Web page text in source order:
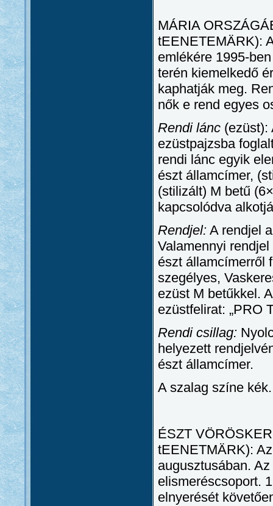
MÁRIA
tEENETEMÄRK):
emlékére 1995-
terén kiemelkedő
kaphatják meg.
nők e rend egyes
Rendi lánc (ezüst):
ezüstpajzsba
rendi lánc egyik
észt államcímer,
(stilizált) M betű
kapcsolódva
Rendjel: A rendjel
Valamennyi
észt államcímerről
szegélyes,
ezüst M betűkkel.
ezüstfelirat: „PRO
Rendi csillag:
helyezett
észt államcímer.
A szalag színe kék.
ÉSZT
tEENETMÄRK):
augusztusában.
elismeréscsoport.
elnyerését